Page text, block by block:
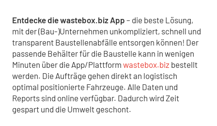
Entdecke die wastebox.biz App – die beste Lösung,
mit der (Bau-)Unternehmen unkompliziert, schnell und
transparent Baustellenabfälle entsorgen können! Der
passende Behälter für die Baustelle kann in wenigen
Minuten über die App/Plattform wastebox.biz bestellt
werden. Die Aufträge gehen direkt an logistisch
optimal positionierte Fahrzeuge. Alle Daten und
Reports sind online verfügbar. Dadurch wird Zeit
gespart und die Umwelt geschont.